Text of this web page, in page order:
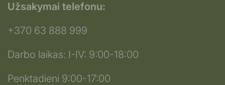
Užsakymai telefonu:
+370 63 888 999
Darbo laikas: I-IV: 9:00-18:00
Penktadieni 9:00-17:00